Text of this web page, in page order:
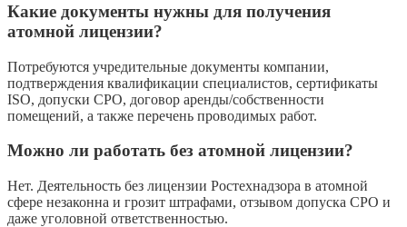
Какие документы нужны для получения
атомной лицензии?
Потребуются учредительные документы компании,
подтверждения квалификации специалистов, сертификаты
ISO, допуски СРО, договор аренды/собственности
помещений, а также перечень проводимых работ.
Можно ли работать без атомной лицензии?
Нет. Деятельность без лицензии Ростехнадзора в атомной
сфере незаконна и грозит штрафами, отзывом допуска СРО и
даже уголовной ответственностью.